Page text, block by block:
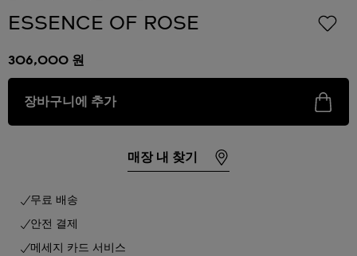
ESSENCE OF ROSE
306,000 원
장바구니에 추가
매장 내 찾기
무료 배송
안전 결제
메세지 카드 서비스